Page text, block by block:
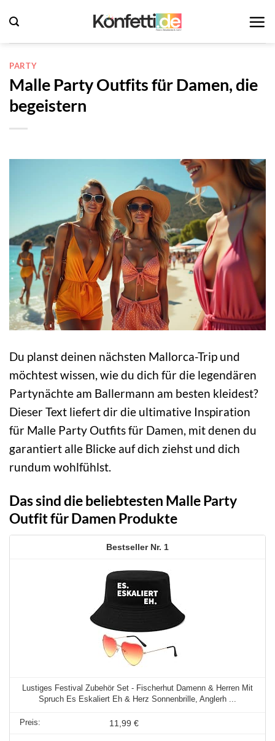
Inhalt
springen
PARTY
Malle Party Outfits für Damen, die
begeistern
Du planst deinen nächsten Mallorca-Trip und
möchtest wissen, wie du dich für die legendären
Partynächte am Ballermann am besten kleidest?
Dieser Text liefert dir die ultimative Inspiration
für Malle Party Outfits für Damen, mit denen du
garantiert alle Blicke auf dich ziehst und dich
rundum wohlfühlst.
Das sind die beliebtesten Malle Party
Outfit für Damen Produkte
1
Lustiges Festival Zubehör Set - Fischerhut Damenn & Herren Mit
Spruch Es Eskaliert Eh & Herz Sonnenbrille, Anglerh ...
11,99 €